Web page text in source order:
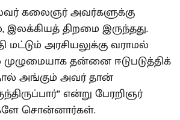
கலைஞர் அவர்களுக்கு
திறமை இருந்தது.
மட்டும் அரசியலுக்கு வராமல்
தன்னை ஈடுபடுத்திக்
அங்கும் அவர் தான்
என்று பேரறிஞர்
சொன்னார்கள்.